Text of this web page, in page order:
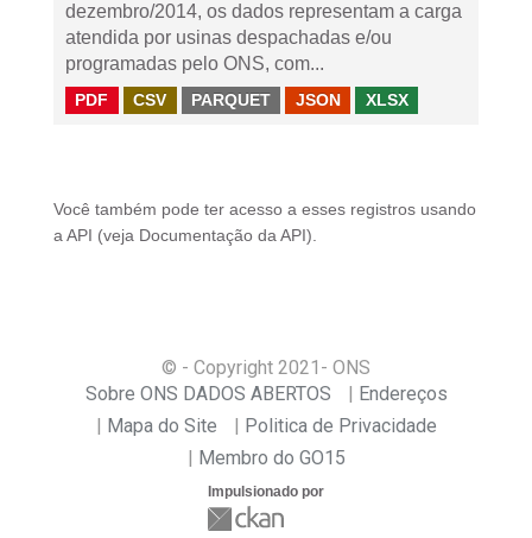
dezembro/2014, os dados representam a carga
atendida por usinas despachadas e/ou
programadas pelo ONS, com...
PDF CSV PARQUET JSON XLSX
Você também pode ter acesso a esses registros usando
a API (veja Documentação da API ).
© - Copyright 2021 - ONS
Sobre ONS DADOS ABERTOS
Endereços
Mapa do Site
Politica de Privacidade
Membro do GO15
Impulsionado por